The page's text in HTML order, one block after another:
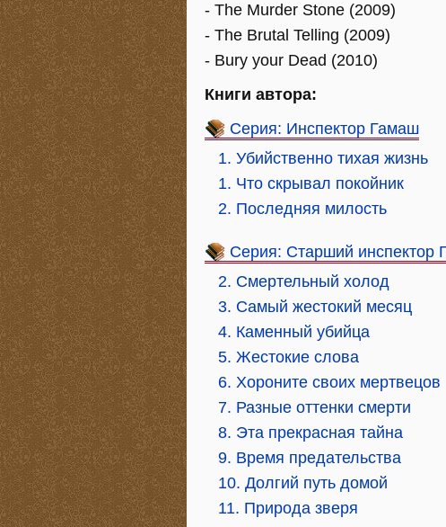
- The Murder Stone (2009)
- The Brutal Telling (2009)
- Bury your Dead (2010)
Книги автора:
Серия: Инспектор Гамаш
1. Убийственно тихая жизнь
1. Что скрывал покойник
2. Последняя милость
Серия: Старший инспектор
2. Смертельный холод
3. Самый жестокий месяц
4. Каменный убийца
5. Жестокие слова
6. Хороните своих мертвецов
7. Разные оттенки смерти
8. Эта прекрасная тайна
9. Время предательства
10. Долгий путь домой
11. Природа зверя